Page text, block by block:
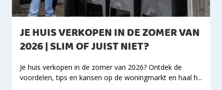
JE HUIS VERKOPEN IN DE ZOMER VAN
2026 | SLIM OF JUIST NIET?
Je huis verkopen in de zomer van 2026? Ontdek de
voordelen, tips en kansen op de woningmarkt en haal h...